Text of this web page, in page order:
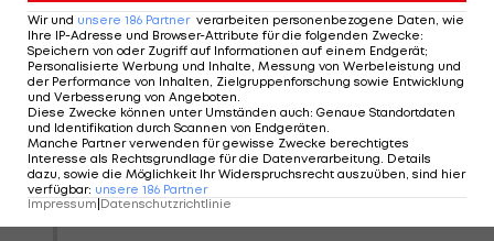
nach Valloire in Frankreich. Mit Sestriere (2.040 m)
und dem Col du Galibier (2.630 m) 20 km vor dem
Ziel warten die ersten langen Anstiege, die
allerdings nicht besonders steil sind.
𝑾𝒉𝒂𝒕 𝒂 𝒅𝒓𝒂𝒎𝒂𝒕𝒊𝒄 𝒇𝒊𝒏𝒂𝒍𝒆 💥
Wir und unsere 186 Partner verarbeiten personenbezogene Daten, wie
Ihre IP-Adresse und Browser-Attribute für die folgenden Zwecke:
Speichern von oder Zugriff auf Informationen auf einem Endgerät;
Personalisierte Werbung und Inhalte, Messung von Werbeleistung und
der Performance von Inhalten, Zielgruppenforschung sowie Entwicklung
und Verbesserung von Angeboten
Diese Zwecke können unter Umständen auch: Genaue Standortdaten
und Identifikation durch Scannen von Endgeräten
Manche Partner verwenden für gewisse Zwecke berechtigtes
Interesse als Rechtsgrundlage für die Datenverarbeitung. Details
dazu, sowie die Möglichkeit Ihr Widerspruchsrecht auszuüben, sind hier
verfügbar: unsere 186 Partner
Impressum|Datenschutzrichtlinie